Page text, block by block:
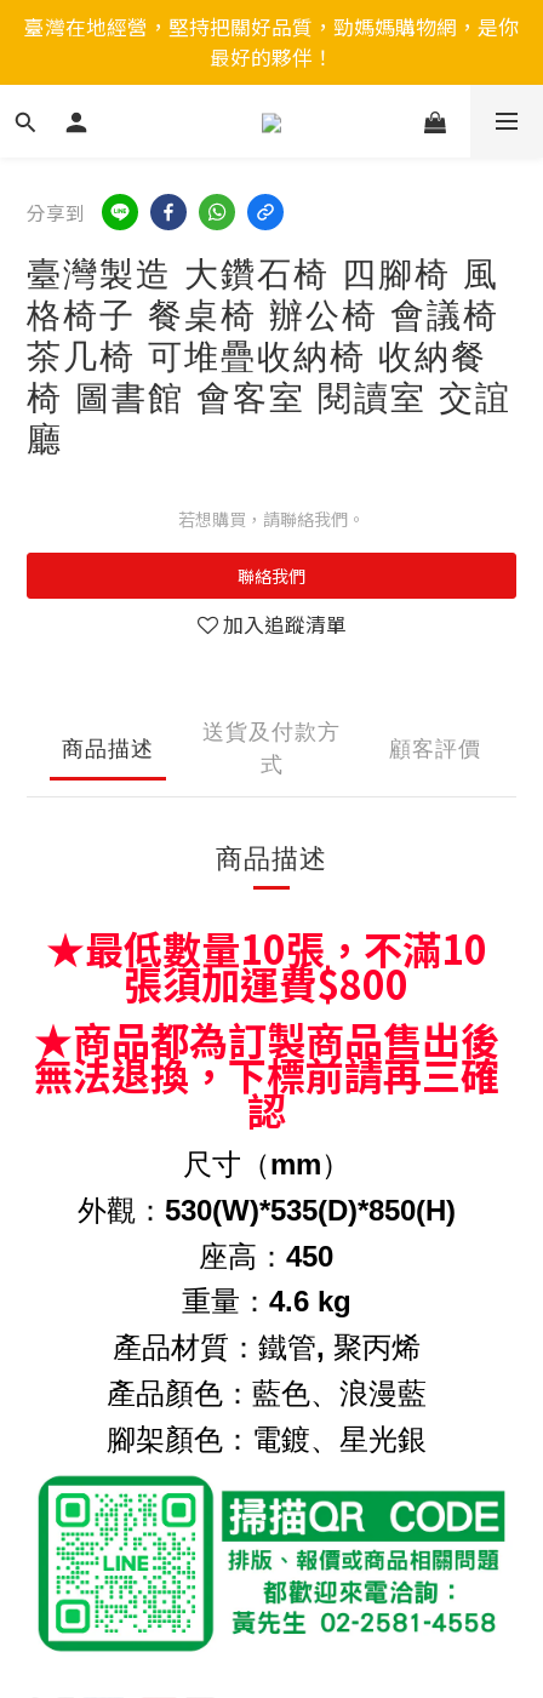
臺灣在地經營，堅持把關好品質，勁媽媽購物網，是你
最好的夥伴！
分享到
臺灣製造 大鑽石椅 四腳椅 風
格椅子 餐桌椅 辦公椅 會議椅
茶几椅 可堆疊收納椅 收納餐
椅 圖書館 會客室 閱讀室 交誼
廳
若想購買，請聯絡我們。
聯絡我們
加入追蹤清單
商品描述
送貨及付款方
式
顧客評價
商品描述
★最低數量10張，不滿10
張須加運費$800
★商品都為訂製商品售出後
無法退換，下標前請再三確
認
尺寸（mm）
外觀：530(W)*535(D)*850(H)
座高：450
重量：4.6 kg
產品材質：鐵管, 聚丙烯
產品顏色：藍色、浪漫藍
腳架顏色：電鍍、星光銀